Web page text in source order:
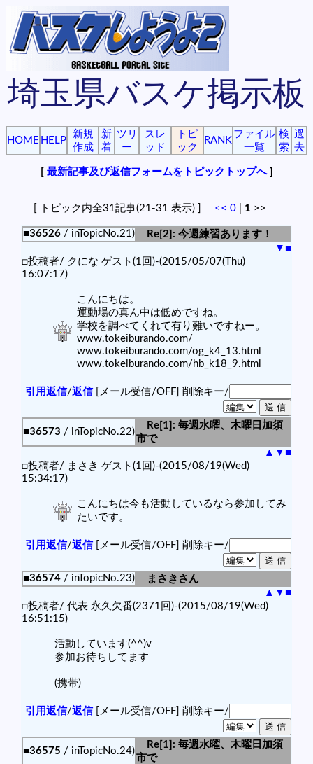
埼玉県バスケ掲示板
HOME HELP
新規
作成
新
着
ツリ
ー
スレ
ッド
トピ
ック
RANK
ファイル
一覧
検
索
過
去
[ 最新記事及び返信フォームをトピックトップへ]
[ トピック内全31記事(21-31 表示) ] << 0 1 >>
■36526 / inTopicNo.21)
Re[2]: 今週練習あります！
▼ ■
□投稿者/ クにな ゲスト(1回)-(2015/05/07(Thu)
16:07:17)
こんにちは。
運動場の真ん中は低めですね。
学校を調べてくれて有り難いですねー。
www.tokeiburando.com/
www.tokeiburando.com/og_k4_13.html
www.tokeiburando.com/hb_k18_9.html
引用返信/返信[メール受信/OFF] 削除キー/
■36573 / inTopicNo.22)
Re[1]: 毎週水曜、木曜日加須
市で
▲ ▼ ■
□投稿者/ まさき ゲスト(1回)-(2015/08/19(Wed)
15:34:17)
こんにちは今も活動しているなら参加してみ
たいです。
引用返信/返信[メール受信/OFF] 削除キー/
■36574 / inTopicNo.23)
まさきさん
▲ ▼ ■
□投稿者/ 代表 永久欠番(2371回)-(2015/08/19(Wed)
16:51:15)
活動しています(^^)v
参加お待ちしてます
(携帯)
引用返信/返信[メール受信/OFF] 削除キー/
■36575 / inTopicNo.24)
Re[1]: 毎週水曜、木曜日加須
市で